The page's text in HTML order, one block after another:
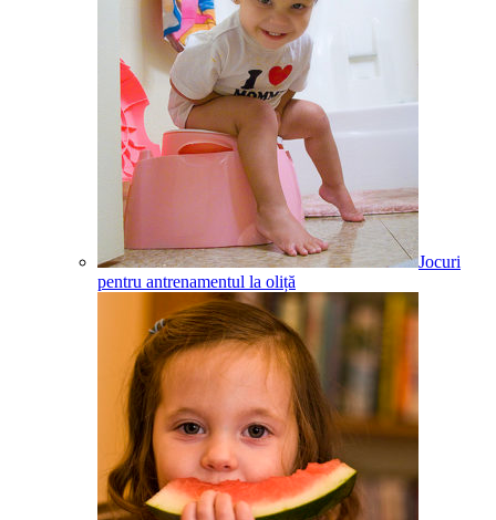
Jocuri
pentru antrenamentul la oliță